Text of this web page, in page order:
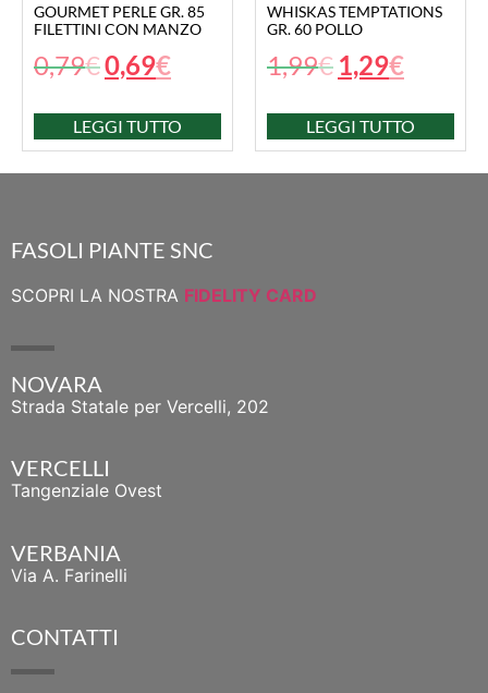
GOURMET PERLE GR. 85
FILETTINI CON MANZO
0,79€0,69€
LEGGI TUTTO
WHISKAS TEMPTATIONS
GR. 60 POLLO
1,99€ 1,29€
LEGGI TUTTO
FASOLI PIANTE SNC
SCOPRI LA NOSTRA FIDELITY CARD
NOVARA
Strada Statale per Vercelli, 202
VERCELLI
Tangenziale Ovest
VERBANIA
Via A. Farinelli
CONTATTI